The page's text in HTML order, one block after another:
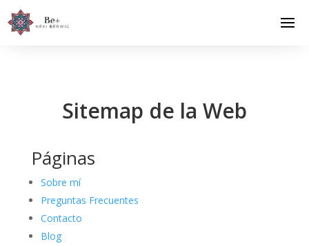
Sitemap de la Web
Páginas
Sobre mí
Preguntas Frecuentes
Contacto
Blog